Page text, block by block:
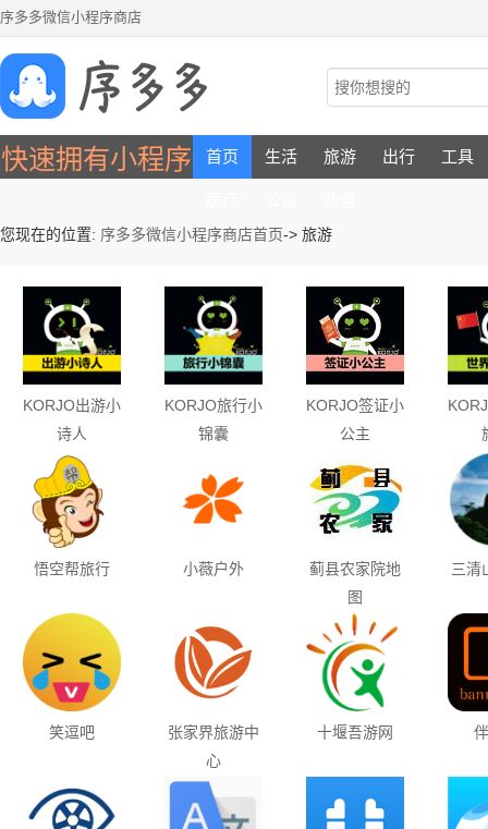
序多多微信小程序商店
快速拥有小程序 首页 生活 旅游 出行 工具
您现在的位置: 序多多微信小程序商店首页-> 旅游
KORJO出游小
诗人
KORJO旅行小
锦囊
KORJO签证小
公主
悟空帮旅行 小薇户外
蓟县农家院地
图
三清
笑逗吧
张家界旅游中
心
十堰吾游网